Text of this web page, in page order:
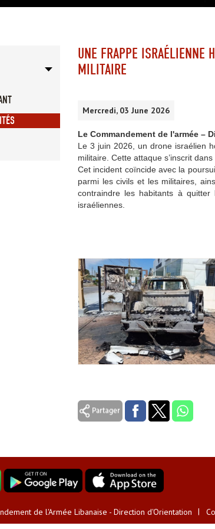
UNE FRAPPE ISRAÉLIENNE
MILITAIRE
Mercredi, 03 June 2026
Le Commandement de l'armée –
Le 3 juin 2026, un drone israélien
militaire. Cette attaque s’inscrit
Cet incident coïncide avec la
parmi les civils et les militaires,
contraindre les habitants à quitter
israéliennes.
de l'Armée Libanaise - Direction d'Orientation